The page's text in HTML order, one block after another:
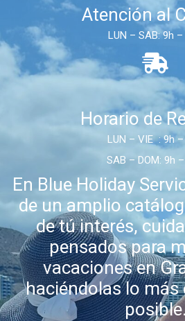
Atención al
LUN – SAB: 9h –
Horario de
LUN – VIE : 9h
SAB – DOM: 9h
En Blue Holiday
de un amplio
de tú interés,
pensados para
vacaciones en
haciéndolas lo
posible.